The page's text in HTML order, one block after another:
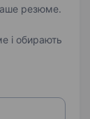
резюме.
і обирають